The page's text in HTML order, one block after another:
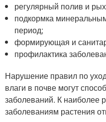
регулярный полив и
подкормка
период;
формирующая и
профилактика
Нарушение правил по
влаги в почве могут
заболеваний. К наиболее
заболеваниям растения